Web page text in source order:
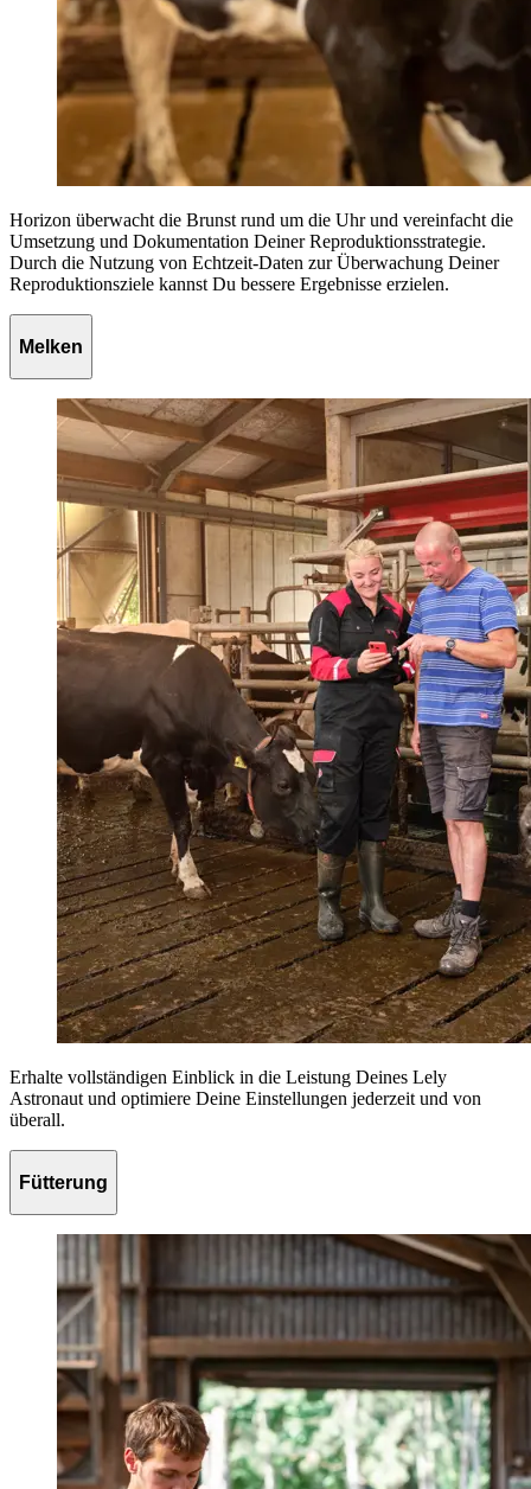
Horizon überwacht die Brunst rund um die Uhr und vereinfacht die
Umsetzung und Dokumentation Deiner Reproduktionsstrategie.
Durch die Nutzung von Echtzeit-Daten zur Überwachung Deiner
Reproduktionsziele kannst Du bessere Ergebnisse erzielen.
Melken
Erhalte vollständigen Einblick in die Leistung Deines Lely
Astronaut und optimiere Deine Einstellungen jederzeit und von
überall.
Fütterung